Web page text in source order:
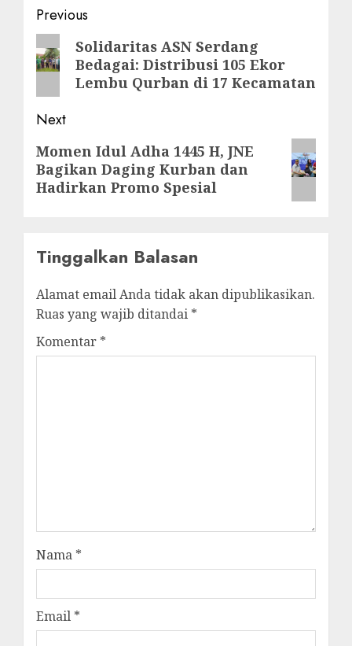
Post
navigation
Previous
Previous
post:
Solidaritas ASN Serdang
Bedagai: Distribusi 105 Ekor
Lembu Qurban di 17 Kecamatan
Next
Next
post:
Momen Idul Adha 1445 H, JNE
Bagikan Daging Kurban dan
Hadirkan Promo Spesial
Tinggalkan Balasan
Alamat email Anda tidak akan dipublikasikan.
Ruas yang wajib ditandai *
Komentar *
Nama *
Email *